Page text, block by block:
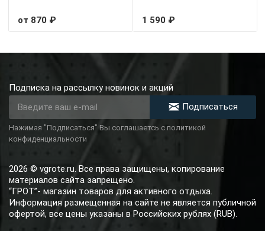
от 870 ₽ 1 590 ₽
Подписка на рассылку новинок и акций
Подписаться
Нажимая "Подписаться" Вы соглашаетсь с политикой
конфиденциальности
2026 © vgrote.ru. Все права защищены, копирование
материалов сайта запрещено.
“ГРОТ”- магазин товаров для активного отдыха.
Информация размещенная на сайте не является публичной
офертой, все цены указаны в Российских рублях (RUB).